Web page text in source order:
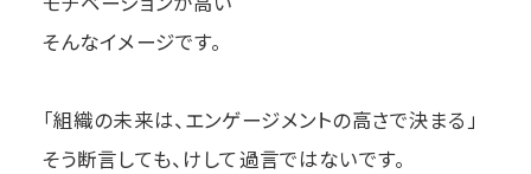
そんなイメージです。
「組織の未来は、エンゲージメントの高さで決まる」
そう断言しても、けして過言ではないです。